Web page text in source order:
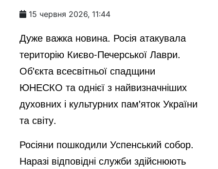
15 червня 2026, 11:44
Дуже важка новина. Росія атакувала
територію Києво-Печерської Лаври.
Об'єкта всесвітньої спадщини
ЮНЕСКО та однієї з найвизначніших
духовних і культурних пам'яток України
та світу.
Росіяни пошкодили Успенський собор.
Наразі відповідні служби здійснюють